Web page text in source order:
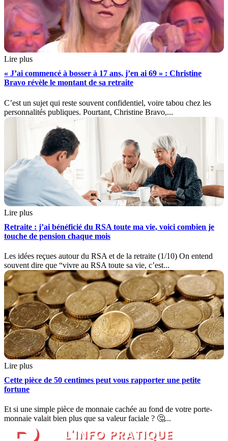
Lire plus
« J’ai commencé à bosser à 17 ans, j’en ai 69 » : Christine
Bravo révèle le montant de sa retraite
C’est un sujet qui reste souvent confidentiel, voire tabou chez les
personnalités publiques. Pourtant, Christine Bravo,...
Lire plus
Retraite : j’ai bénéficié du RSA toute ma vie, voici combien je
touche de pension chaque mois
Les idées reçues autour du RSA et de la retraite (1/10) On entend
souvent dire que “vivre au RSA toute sa vie, c’est...
Lire plus
Cette pièce de 50 centimes peut vous rapporter une petite
fortune
Et si une simple pièce de monnaie cachée au fond de votre porte-
monnaie valait bien plus que sa valeur faciale ? 🤔...